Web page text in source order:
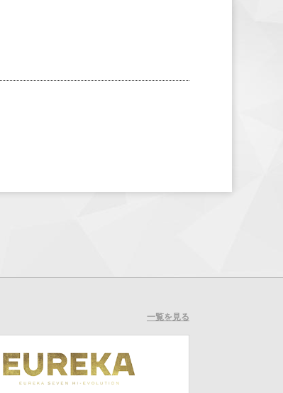
一覧を見る